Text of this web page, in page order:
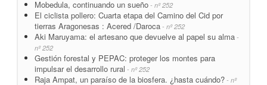
Mobedula, continuando un sueño - nº 252
El ciclista pollero: Cuarta etapa del Camino del Cid por
tierras Aragonesas : Acered /Daroca - nº 252
Aki Maruyama: el artesano que devuelve al papel su alma -
nº 252
Gestión forestal y PEPAC: proteger los montes para
impulsar el desarrollo rural - nº 252
Raja Ampat, un paraíso de la biosfera. ¿hasta cuándo? - nº